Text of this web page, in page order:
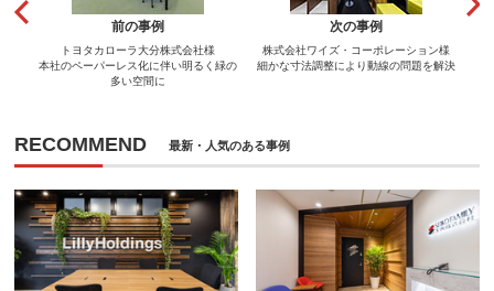
前の事例
トヨタカローラ大分株式会社様
本社のペーパーレス化に伴い明るく緑の
多い空間に
次の事例
株式会社ワイズ・コーポレーション様
細かな寸法調整により動線の問題を解決
RECOMMEND 最新・人気のある事例